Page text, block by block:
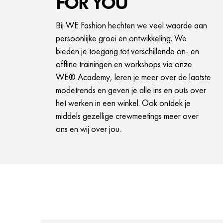
Bij WE Fashion hechten we veel waarde aan
persoonlijke groei en ontwikkeling. We
bieden je toegang tot verschillende on- en
offline trainingen en workshops via onze
WE® Academy, leren je meer over de laatste
modetrends en geven je alle ins en outs over
het werken in een winkel. Ook ontdek je
middels gezellige crewmeetings meer over
ons en wij over jou.